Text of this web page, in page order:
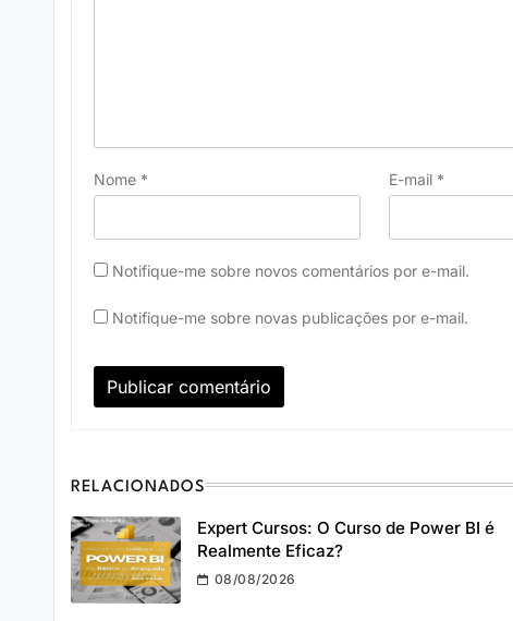
Nome * E-mail *
Notifique-me sobre novos comentários por e-mail.
Notifique-me sobre novas publicações por e-mail.
RELACIONADOS
Expert Cursos: O Curso de Power BI é
Realmente Eficaz?
08/08/2026